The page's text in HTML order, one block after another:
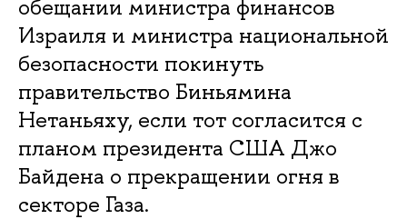
обещании министра финансов
Израиля и министра национальной
безопасности покинуть
правительство Биньямина
Нетаньяху, если тот согласится с
планом президента США Джо
Байдена о прекращении огня в
секторе Газа.